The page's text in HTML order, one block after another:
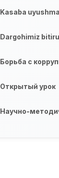
Kasaba
Dargohimiz
Борьба с
Открытый урок
Научно-